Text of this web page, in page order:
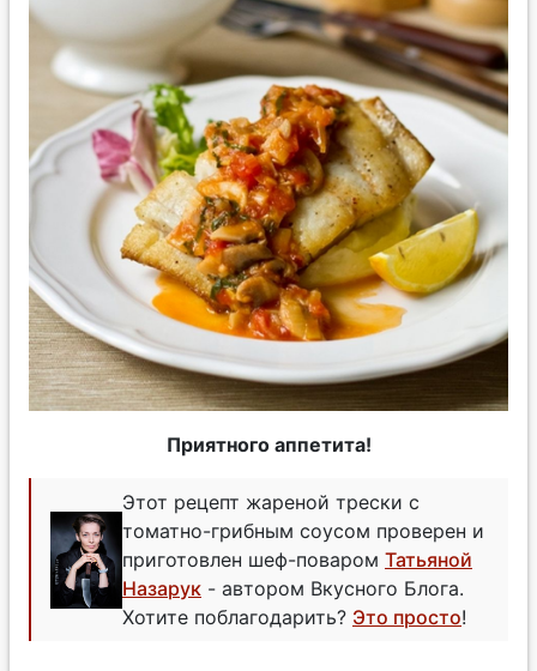
Приятного аппетита!
Этот рецепт жареной трески с
томатно-грибным соусом проверен и
приготовлен шеф-поваром Татьяной
Назарук - автором Вкусного Блога.
Хотите поблагодарить? Это просто!